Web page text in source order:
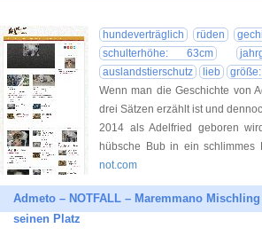
hundeverträglich rüden
schulterhöhe: 63cm
auslandstierschutz
lieb
Wenn man die Geschichte von
drei Sätzen erzählt ist und
2014 als Adelfried geboren
hübsche Bub in ein schlimmes
not.com
Admeto – NOTFALL – Maremmano
seinen Platz